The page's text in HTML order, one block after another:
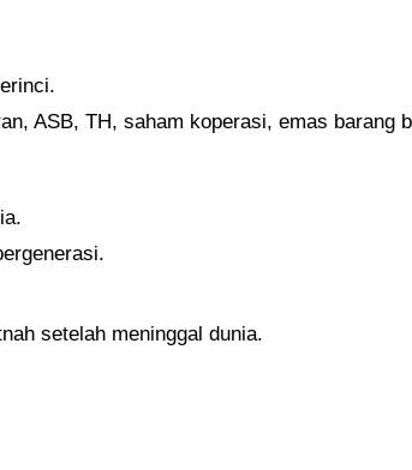
ASB, TH, saham koperasi, emas barang
setelah meninggal dunia.